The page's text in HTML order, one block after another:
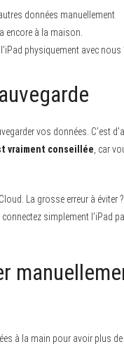
données manuellement
encore à la maison.
physiquement avec nous
vos données. C’est
vraiment conseillée , car
La grosse erreur à
connectez simplement l’iPad
à la main pour avoir plus de